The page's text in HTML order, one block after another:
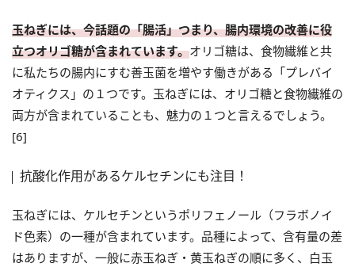
玉ねぎには、今話題の「腸活」つまり、腸内環境の改善に役
立つオリゴ糖が含まれています。オリゴ糖は、食物繊維と共
に私たちの腸内にすむ善玉菌を増やす働きがある「プレバイ
オティクス」の１つです。玉ねぎには、オリゴ糖と食物繊維の
両方が含まれていることも、魅力の１つと言えるでしょう。
[6]
抗酸化作用があるケルセチンにも注目！
玉ねぎには、ケルセチンというポリフェノール（フラボノイ
ド色素）の一種が含まれています。品種によって、含有量の差
はありますが、一般に赤玉ねぎ・黄玉ねぎの順に多く、白玉